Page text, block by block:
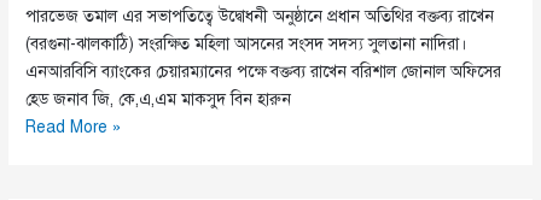
পারভেজ তমাল এর সভাপতিত্বে উদ্বোধনী অনুষ্ঠানে প্রধান অতিথির বক্তব্য রাখেন
(বরগুনা-ঝালকাঠি) সংরক্ষিত মহিলা আসনের সংসদ সদস্য সুলতানা নাদিরা।
এনআরবিসি ব্যাংকের চেয়ারম্যানের পক্ষে বক্তব্য রাখেন বরিশাল জোনাল অফিসের
হেড জনাব জি, কে,এ,এম মাকসুদ বিন হারুন
এনআরবিসি
Read More »